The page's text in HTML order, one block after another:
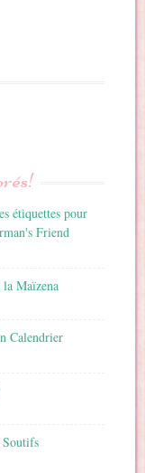
étiquettes pour
Friend
Maïzena
Calendrier
Soutifs